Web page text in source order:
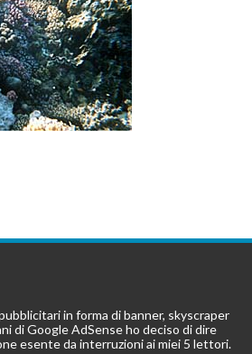
in forma di banner, skyscraper
di Google AdSense ho deciso di dire
esente da interruzioni ai miei 5 lettori.